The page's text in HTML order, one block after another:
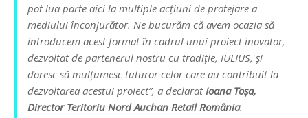
pot lua parte aici la multiple acțiuni de protejare a
mediului înconjurător. Ne bucurăm că avem ocazia să
introducem acest format în cadrul unui proiect inovator,
dezvoltat de partenerul nostru cu tradiție, IULIUS, și
doresc să mulțumesc tuturor celor care au contribuit la
dezvoltarea acestui proiect”, a declaratIoana Toșa,
Director Teritoriu Nord Auchan Retail România.